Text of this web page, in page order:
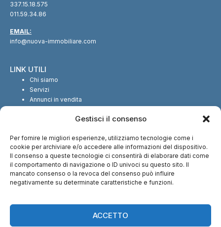
Gestisci il consenso
Per fornire le migliori esperienze, utilizziamo tecnologie come i
cookie per archiviare e/o accedere alle informazioni del dispositivo.
Il consenso a queste tecnologie ci consentirà di elaborare dati come
il comportamento di navigazione o ID univoci su questo sito. Il
mancato consenso o la revoca del consenso può influire
negativamente su determinate caratteristiche e funzioni.
ACCETTO
337.15.18.575
011.59.34.86
EMAIL:
info@nuova-immobiliare.com
LINK UTILI
Chi siamo
Servizi
Annunci in vendita
SEGUICI SUI SOCIAL
CI TROVI ANCHE SU: